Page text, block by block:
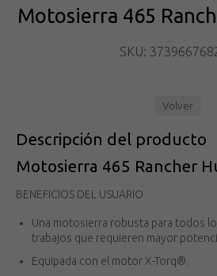
Motosierra 465
SKU:
Volver
Descripción del producto
Motosierra 465 Rancher
BENEFICIOS DEL USUARIO
Una motosierra robusta para todos
trabajos que requieren mayor
Equipada con el motor X-Torq®.